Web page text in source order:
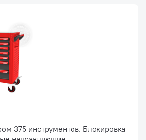
375 инструментов. Блокировка